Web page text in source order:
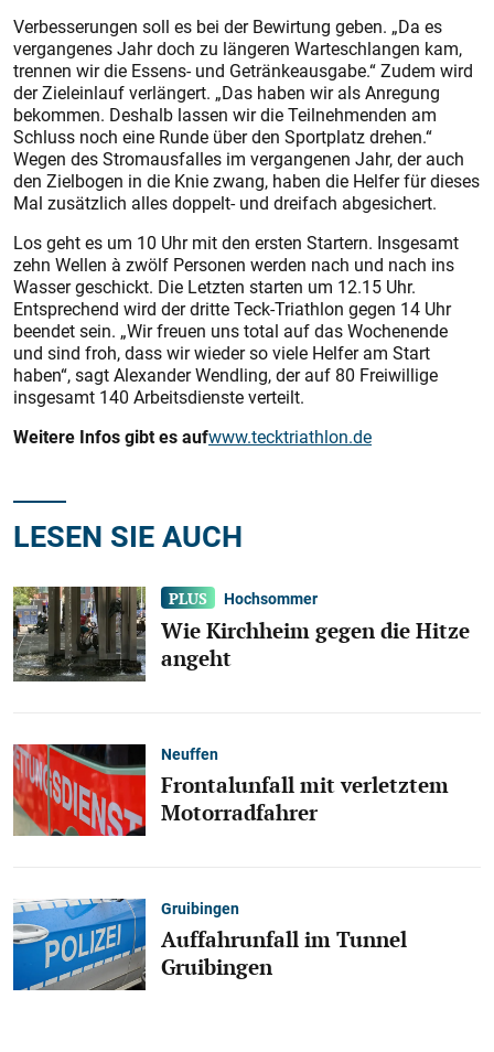
Verbesserungen soll es bei der Bewirtung geben. „Da es
vergangenes Jahr doch zu längeren Warteschlangen kam,
trennen wir die Essens- und Getränkeausgabe.“ Zudem wird
der Zieleinlauf verlängert. „Das haben wir als Anregung
bekommen. Deshalb lassen wir die Teilnehmenden am
Schluss noch eine Runde über den Sportplatz drehen.“
Wegen des Stromausfalles im vergangenen Jahr, der auch
den Zielbogen in die Knie zwang, haben die Helfer für dieses
Mal zusätzlich alles doppelt- und dreifach abgesichert.
Los geht es um 10 Uhr mit den ersten Startern. Insgesamt
zehn Wellen à zwölf Personen werden nach und nach ins
Wasser geschickt. Die Letzten starten um 12.15 Uhr.
Entsprechend wird der dritte Teck-Triathlon gegen 14 Uhr
beendet sein. „Wir freuen uns total auf das Wochenende
und sind froh, dass wir wieder so viele Helfer am Start
haben“, sagt Alexander Wendling, der auf 80 Freiwillige
insgesamt 140 Arbeitsdienste verteilt.
Weitere Infos gibt es aufwww.tecktriathlon.de
LESEN SIE AUCH
Hochsommer
Wie Kirchheim gegen die Hitze
angeht
Neuffen
Frontalunfall mit verletztem
Motorradfahrer
Gruibingen
Auffahrunfall im Tunnel
Gruibingen